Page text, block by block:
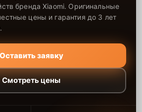
бренда Xiaomi. Оригинальные
цены и гарантия до 3 лет
Оставить заявку
Смотреть цены